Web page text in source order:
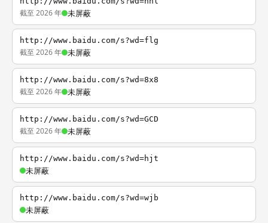
截至 2026 年 未屏蔽
http://www.baidu.com/s?wd=flg
截至 2026 年 未屏蔽
http://www.baidu.com/s?wd=8x8
截至 2026 年 未屏蔽
http://www.baidu.com/s?wd=GCD
截至 2026 年 未屏蔽
http://www.baidu.com/s?wd=hjt
未屏蔽
http://www.baidu.com/s?wd=wjb
未屏蔽